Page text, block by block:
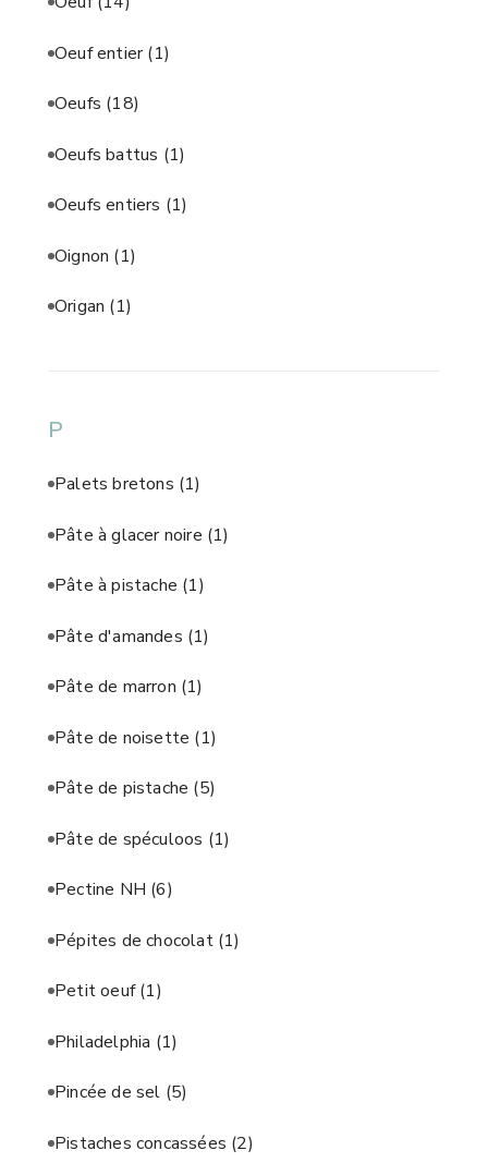
Oeuf entier(1)
Oeufs (18)
Oeufs battus (1)
Oeufs entiers (1)
Oignon (1)
Origan (1)
P
Palets bretons (1)
Pâte à glacer noire (1)
Pâte à pistache (1)
Pâte d'amandes (1)
Pâte de marron (1)
Pâte de noisette (1)
Pâte de pistache (5)
Pâte de spéculoos (1)
Pectine NH (6)
Pépites de chocolat (1)
Petit oeuf(1)
Philadelphia (1)
Pincée de sel (5)
Pistaches concassées (2)